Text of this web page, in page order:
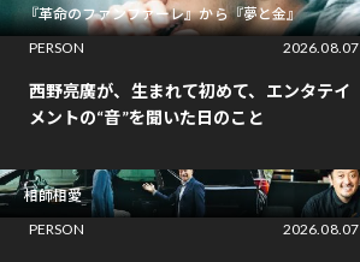
『革命のファンファーレ』から『夢と金』
PERSON
2026.08.07
西野亮廣が、生まれて初めて、エンタテイ
メントの“音”を聞いた日のこと
相師相愛
PERSON
2026.08.07